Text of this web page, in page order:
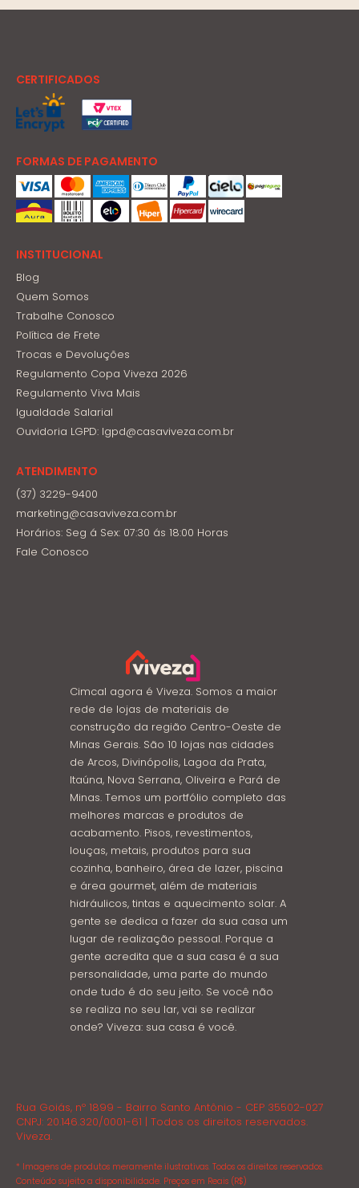
CERTIFICADOS
FORMAS DE PAGAMENTO
INSTITUCIONAL
Blog
Quem Somos
Trabalhe Conosco
Política de Frete
Trocas e Devoluções
Regulamento Copa Viveza 2026
Regulamento Viva Mais
Igualdade Salarial
Ouvidoria LGPD: lgpd@casaviveza.com.br
ATENDIMENTO
(37) 3229-9400
marketing@casaviveza.com.br
Horários: Seg á Sex: 07:30 ás 18:00 Horas
Fale Conosco
Cimcal agora é Viveza. Somos a maior
rede de lojas de materiais de
construção da região Centro-Oeste de
Minas Gerais. São 10 lojas nas cidades
de Arcos, Divinópolis, Lagoa da Prata,
Itaúna, Nova Serrana, Oliveira e Pará de
Minas. Temos um portfólio completo das
melhores marcas e produtos de
acabamento. Pisos, revestimentos,
louças, metais, produtos para sua
cozinha, banheiro, área de lazer, piscina
e área gourmet, além de materiais
hidráulicos, tintas e aquecimento solar. A
gente se dedica a fazer da sua casa um
lugar de realização pessoal. Porque a
gente acredita que a sua casa é a sua
personalidade, uma parte do mundo
onde tudo é do seu jeito. Se você não
se realiza no seu lar, vai se realizar
onde? Viveza: sua casa é você.
Rua Goiás, nº 1899 - Bairro Santo Antônio - CEP 35502-027
CNPJ: 20.146.320/0001-61 | Todos os direitos reservados.
Viveza.
* Imagens de produtos meramente ilustrativas. Todos os direitos reservados.
Conteúdo sujeito a disponibilidade. Preços em Reais (R$)